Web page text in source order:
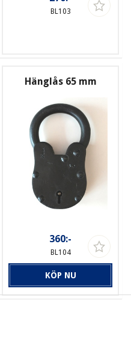
BL103
Hänglås 65 mm
360:-
BL104
KÖP NU